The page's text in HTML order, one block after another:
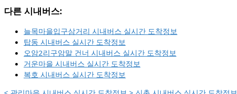
다른 시내버스:
늘목마을입구삼거리 시내버스 실시간 도착정보
탑동 시내버스 실시간 도착정보
오암2리구암말 건너 시내버스 실시간 도착정보
거운마을 시내버스 실시간 도착정보
복호 시내버스 실시간 도착정보